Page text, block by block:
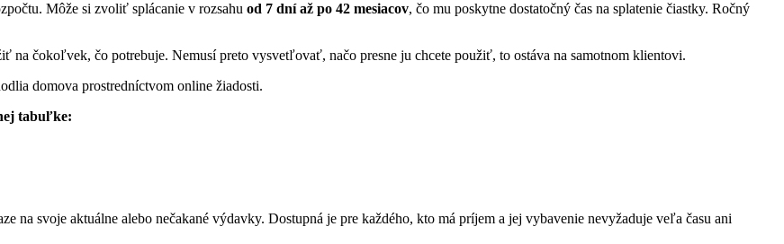
Môže si zvoliť splácanie v rozsahu od 7 dní až po 42 mesiacov, čo mu poskytne dostatočný čas na splatenie čiastky. Ročný
na čokoľvek, čo potrebuje. Nemusí preto vysvetľovať, načo presne ju chcete použiť, to ostáva na samotnom klientovi.
domova prostredníctvom online žiadosti.
tabuľke:
na svoje aktuálne alebo nečakané výdavky. Dostupná je pre každého, kto má príjem a jej vybavenie nevyžaduje veľa času ani